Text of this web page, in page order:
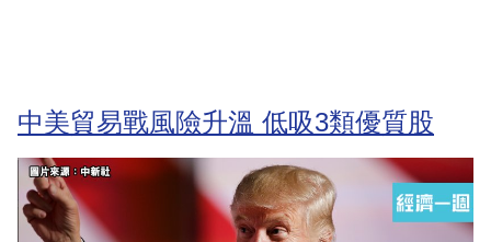
中美貿易戰風險升溫 低吸3類優質股